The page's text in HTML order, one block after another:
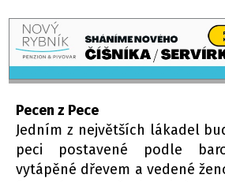
Pecen z Pece
Jedním z největších lákadel
peci postavené podle
vytápěné dřevem a vedené